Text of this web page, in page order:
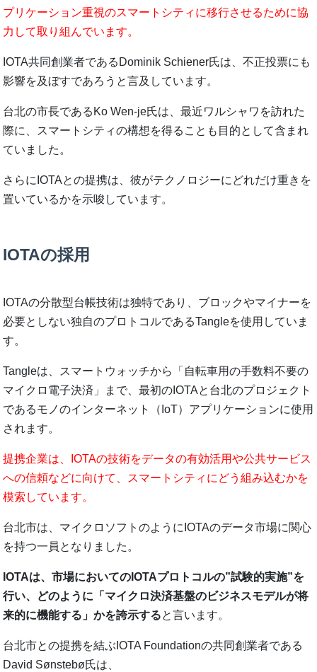
プリケーション重視のスマートシティに移行させるために協
力して取り組んでいます。
IOTA共同創業者であるDominik Schiener氏は、不正投票にも
影響を及ぼすであろうと言及しています。
台北の市長であるKo Wen-je氏は、最近ワルシャワを訪れた
際に、スマートシティの構想を得ることも目的として含まれ
ていました。
さらにIOTAとの提携は、彼がテクノロジーにどれだけ重きを
置いているかを示唆しています。
IOTAの採用
IOTAの分散型台帳技術は独特であり、ブロックやマイナーを
必要としない独自のプロトコルであるTangleを使用していま
す。
Tangleは、スマートウォッチから「自転車用の手数料不要の
マイクロ電子決済」まで、最初のIOTAと台北のプロジェクト
であるモノのインターネット（IoT）アプリケーションに使用
されます。
提携企業は、IOTAの技術をデータの有効活用や公共サービス
への信頼などに向けて、スマートシティにどう組み込むかを
模索しています。
台北市は、マイクロソフトのようにIOTAのデータ市場に関心
を持つ一員となりました。
IOTAは、市場においてのIOTAプロトコルの”試験的実施”を
行い、どのように「マイクロ決済基盤のビジネスモデルが将
来的に機能する」かを誇示すると言います。
台北市との提携を結ぶIOTA Foundationの共同創業者である
David Sønstebø氏は、